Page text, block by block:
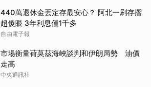
440萬退休金丟定存最安心？ 阿北一刷存摺
超傻眼 3年利息僅1千多
自由電子報
市場衡量荷莫茲海峽談判和伊朗局勢 油價
走高
中央通訊社